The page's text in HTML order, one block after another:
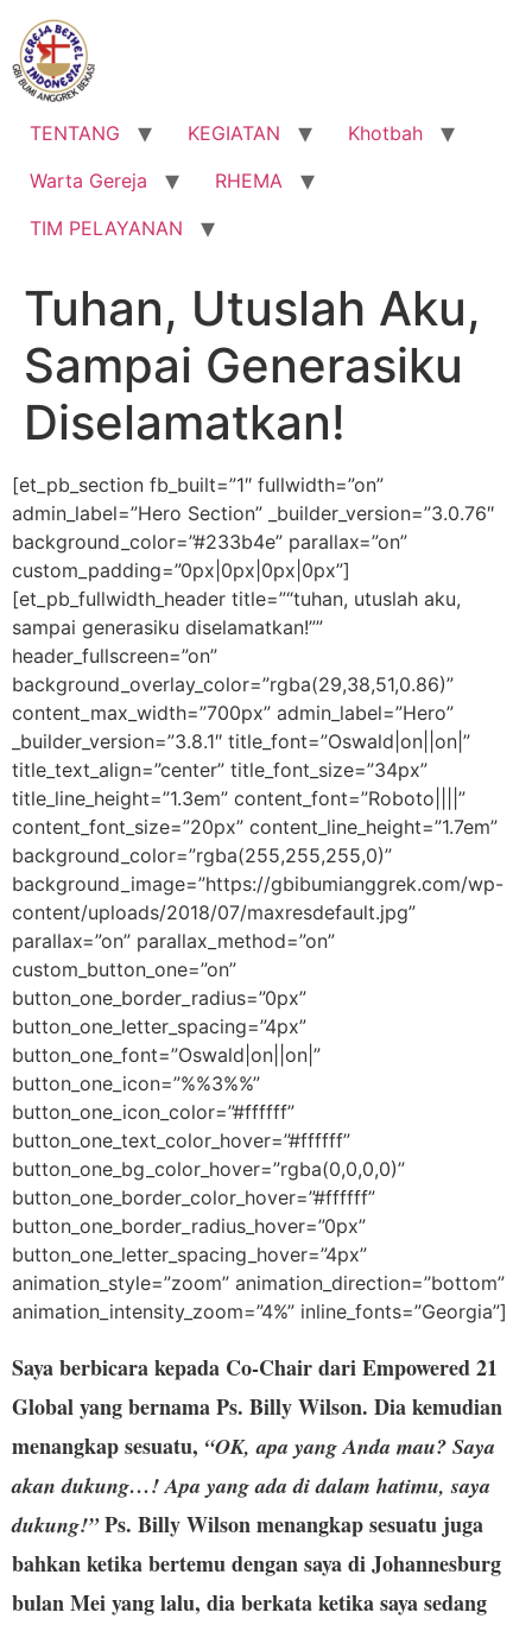
Lewati
konten
TENTANG KEGIATAN
Khotbah
Warta Gereja
RHEMA
TIM PELAYANAN
Tuhan, Utuslah Aku,
Sampai Generasiku
Diselamatkan!
[et_pb_section fb_built=”1″ fullwidth=”on”
admin_label=”Hero Section” _builder_version=”3.0.76″
background_color=”#233b4e” parallax=”on”
custom_padding=”0px|0px|0px|0px”]
[et_pb_fullwidth_header title=”“tuhan, utuslah aku,
sampai generasiku diselamatkan!””
header_fullscreen=”on”
background_overlay_color=”rgba(29,38,51,0.86)”
content_max_width=”700px” admin_label=”Hero”
_builder_version=”3.8.1″ title_font=”Oswald|on||on|”
title_text_align=”center” title_font_size=”34px”
title_line_height=”1.3em” content_font=”Roboto||||”
content_font_size=”20px” content_line_height=”1.7em”
background_color=”rgba(255,255,255,0)”
background_image=”https://gbibumianggrek.com/wp-
content/uploads/2018/07/maxresdefault.jpg”
parallax=”on” parallax_method=”on”
custom_button_one=”on”
button_one_border_radius=”0px”
button_one_letter_spacing=”4px”
button_one_font=”Oswald|on||on|”
button_one_icon=”%%3%%”
button_one_icon_color=”#ffffff”
button_one_text_color_hover=”#ffffff”
button_one_bg_color_hover=”rgba(0,0,0,0)”
button_one_border_color_hover=”#ffffff”
button_one_border_radius_hover=”0px”
button_one_letter_spacing_hover=”4px”
animation_style=”zoom” animation_direction=”bottom”
animation_intensity_zoom=”4%” inline_fonts=”Georgia”]
Saya berbicara kepada Co-Chair dari Empowered 21
Global yang bernama Ps. Billy Wilson. Dia kemudian
menangkap sesuatu, “OK, apa yang Anda mau? Saya
akan dukung…! Apa yang ada di dalam hatimu, saya
dukung!”Ps. Billy Wilson menangkap sesuatu juga
bahkan ketika bertemu dengan saya di Johannesburg
bulan Mei yang lalu, dia berkata ketika saya sedang